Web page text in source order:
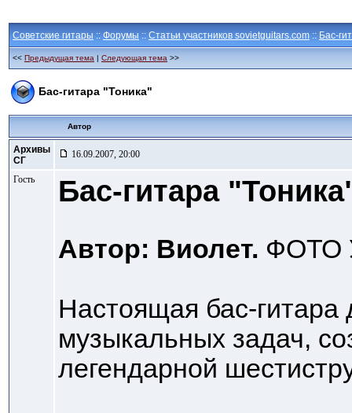
Советские гитары :: Форумы :: Статьи участников sovietguitars.com :: Бас-
<< Предыдущая тема | Следующая тема >>
Бас-гитара "Тоника"
Автор
Архивы
СГ
16.09.2007, 20:00
Гость Бас-гитара
Автор: Виолет. ФОТО
Настоящая бас-гитара
музыкальных задач,
легендарной